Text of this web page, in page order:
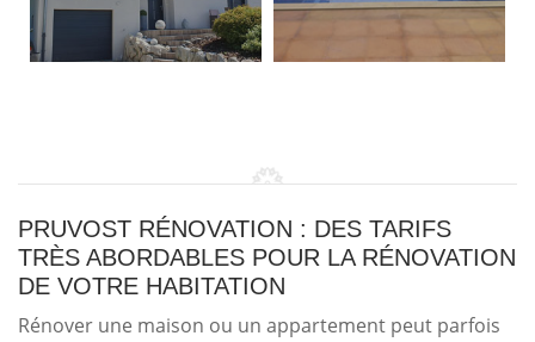
PRUVOST RÉNOVATION : DES TARIFS
TRÈS ABORDABLES POUR LA RÉNOVATION
DE VOTRE HABITATION
Rénover une maison ou un appartement peut parfois